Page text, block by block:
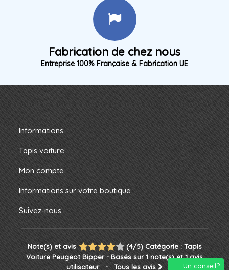
Fabrication de chez nous
Entreprise 100% Française & Fabrication UE
Informations
Tapis voiture
Mon compte
Informations sur votre boutique
Suivez-nous
Note(s) et avis (4/5)Catégorie : Tapis
Voiture Peugeot Bipper- Basés sur1 note(s) et1avis
utilisateur- Tous les avis Un conseil?